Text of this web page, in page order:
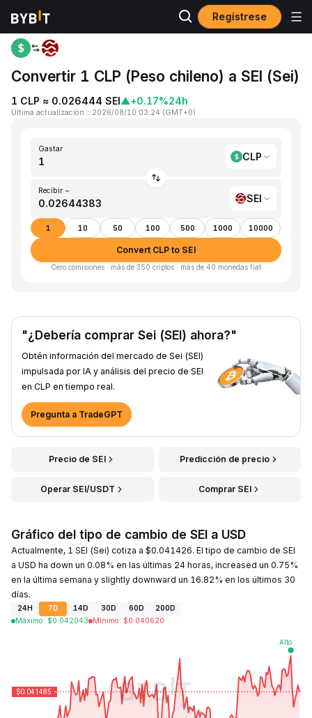
Regístrese
Inicio CLP to SEI
Convertir 1 CLP (Peso chileno) a SEI (Sei)
1 CLP ≈ 0.026444 SEI▲+0.17%24h
Última actualización ： 2026/08/10 03:24 (GMT+0)
Gastar
CLP
Recibir ~
SEI
1 10 50 100 500 1000 10000
Convert CLP to SEI
Cero comisiones · más de 350 criptos · más de 40 monedas fiat
"¿Debería comprar Sei (SEI) ahora?"
Obtén información del mercado de Sei (SEI)
impulsada por IA y análisis del precio de SEI
en CLP en tiempo real.
Pregunta a TradeGPT
Precio de SEI Predicción de precio
Operar SEI/USDT Comprar SEI
Gráfico del tipo de cambio de SEI a USD
Actualmente, 1 SEI (Sei) cotiza a $0.041426. El tipo de cambio de SEI
a USD ha down un 0.08% en las últimas 24 horas, increased un 0.75%
en la última semana y slightly downward un 16.82% en los últimos 30
días.
24H 7D 14D 30D 60D
200D
Máximo: $0.042043 Mínimo: $0.040620